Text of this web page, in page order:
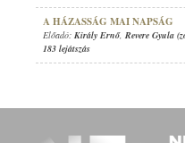
A HÁZASSÁG MAI NAPSÁG
Előadó: Király Ernő, Revere Gyula
183 lejátszás